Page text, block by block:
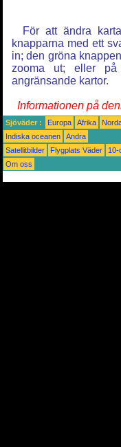
För att ändra
knapparna med ett
in; den gröna
zooma ut; eller
angränsande kartor.
Informationen på
Sjöväder : Europa Afrika
Indiska oceanen
Andra
Satellitbilder
Flygplats Väder 10-
Om oss